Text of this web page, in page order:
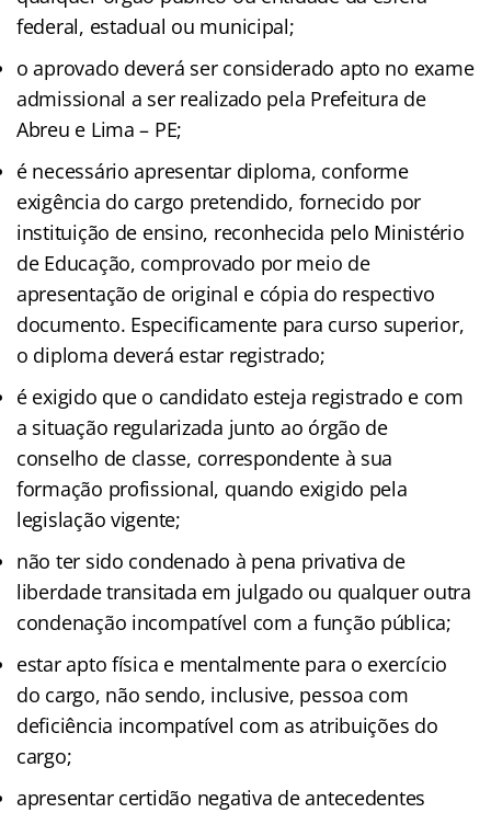
federal, estadual ou municipal;
o aprovado deverá ser considerado apto no exame
admissional a ser realizado pela Prefeitura de
Abreu e Lima – PE;
é necessário apresentar diploma, conforme
exigência do cargo pretendido, fornecido por
instituição de ensino, reconhecida pelo Ministério
de Educação, comprovado por meio de
apresentação de original e cópia do respectivo
documento. Especificamente para curso superior,
o diploma deverá estar registrado;
é exigido que o candidato esteja registrado e com
a situação regularizada junto ao órgão de
conselho de classe, correspondente à sua
formação profissional, quando exigido pela
legislação vigente;
não ter sido condenado à pena privativa de
liberdade transitada em julgado ou qualquer outra
condenação incompatível com a função pública;
estar apto física e mentalmente para o exercício
do cargo, não sendo, inclusive, pessoa com
deficiência incompatível com as atribuições do
cargo;
apresentar certidão negativa de antecedentes